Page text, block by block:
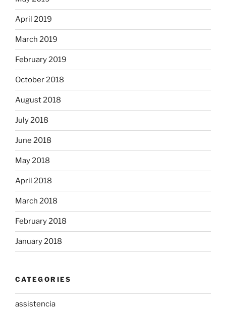
April 2019
March 2019
February 2019
October 2018
August 2018
July 2018
June 2018
May 2018
April 2018
March 2018
February 2018
January 2018
CATEGORIES
assistencia